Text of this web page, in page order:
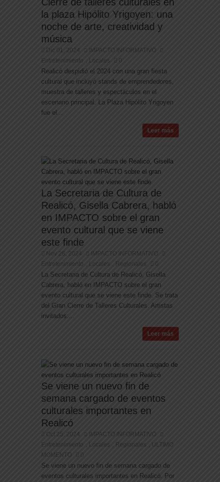
la plaza Hipólito Yrigoyen: una
noche de arte, creatividad y
música
Dic 01, 2024
IMPACTO INFORMATIVO
Entretenimiento
Locales 0
Realicó despidió el 2024 con una gran fiesta
cultural que incluyó stands de emprendedores,
muestra de talleres y espectáculos en el
escenario principal. La Plaza Hipólito Yrigoyen
fue el...
Leer más
La Secretaria de Cultura de
Realicó, Gisella Cabrera, habló
en IMPACTO sobre el gran
evento cultural que se viene
este finde
Nov 28, 2024
IMPACTO INFORMATIVO
Entretenimiento
Locales Regionales 0
La Secretaria de Cultura de Realicó, Gisella
Cabrera, habló en IMPACTO sobre el gran
evento cultural que se viene este finde. Se trata
del Gran Cierre de Talleres Culturales. Artistas
invitados:...
Leer más
Se viene un nuevo fin de
semana cargado de eventos
culturales importantes en
Realicó
Oct 25, 2024
IMPACTO INFORMATIVO
Entretenimiento
Locales Regionales
ULTIMO
MOMENTO
0
Se viene un nuevo fin de semana cargado de
eventos culturales importantes en Realicó. Por